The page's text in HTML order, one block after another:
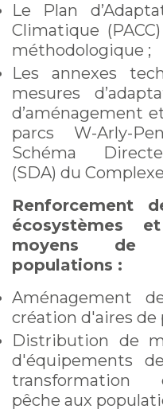
Le Plan
Climatique
méthodologique ;
Les annexes
mesures
d’aménagement
parcs W-Arly-
Schéma
(SDA) du
Renforcement
écosystèmes
moyens de
populations :
Aménagement
création d'aires de
Distribution de
d'équipements
pêche aux